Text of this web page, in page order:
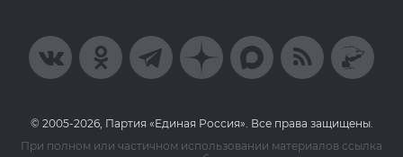
© 2005-2026, Партия «Единая Россия». Все права защищены.
При полном или частичном использовании материалов ссылка